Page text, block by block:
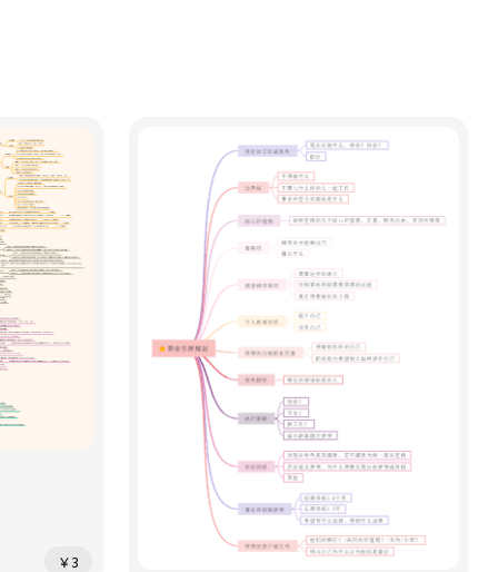
软如糖霜。下午乘船登涠洲岛，参观
火山地质公园与百年天主教堂，感受
水火交融的奇观。傍晚返回北海，前
往侨港夜市，海鲜粥、越南卷粉热气
腾腾。夜宿北海老街附近。 第四天：
防城港——京族风情与边境口岸。早乘
车前往防城港（约2小时）。京族三岛
金滩上，渔民拉网捕鱼；东兴口岸可
购买榴莲、红木工艺品。下午前往十
万大山，运气好能遇见白头叶猴。若
时间充裕，可顺路至钦州三娘湾，乘
船出海观赏中华白海豚。夜宿防城
港，品尝京族粉丝、风吹饼。 第五
天：山水秘境——德天瀑布与喀斯特田
园。早驱车前往中越边境的德天跨国
瀑布（约3小时），轰鸣的瀑布如银河
倾泻。随后游览明仕田园，稻浪环绕
剑龙山，骑行或乘竹筏感受“小桂
北海（从桂林出发约3.5小时，或从南
宁出发约1.5小时）。下午在银滩踏
沙，白沙细软似雪。若时间充裕，可
火山地质公园、天主教堂，欣赏火山
岩与珊瑚海共舞。傍晚返回北海，前
粉、海鲜粥烟火缭绕。夜宿北海。 第
四天：防城港——金滩京族与东兴边
境。早乘车前往防城港（约2小时）。
在金滩体验京族拉网捕鱼，聆听京族
渔歌。下午前往东兴口岸，感受中越
边贸风情，购买榴莲、咖啡、红木工
艺品。傍晚返程（可从防城港北站乘
动车返回南宁或直接结束行程）。若
时间宽裕，可顺路至钦州三娘湾，出
海观赏中华白海豚。 本思维导图
￥3